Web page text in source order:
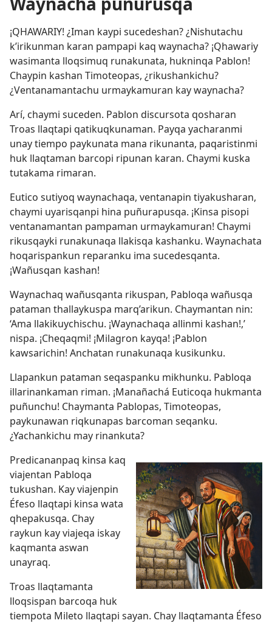
¡QHAWARIY! ¿Iman kaypi sucedeshan? ¿Nishutachu
k’irikunman karan pampapi kaq waynacha? ¡Qhawariy
wasimanta lloqsimuq runakunata, hukninqa Pablon!
Chaypin kashan Timoteopas, ¿rikushankichu?
¿Ventanamantachu urmaykamuran kay waynacha?
Arí, chaymi suceden. Pablon discursota qosharan
Troas llaqtapi qatikuqkunaman. Payqa yacharanmi
unay tiempo paykunata mana rikunanta, paqaristinmi
huk llaqtaman barcopi ripunan karan. Chaymi kuska
tutakama rimaran.
Eutico sutiyoq waynachaqa, ventanapin tiyakusharan,
chaymi uyarisqanpi hina puñurapusqa. ¡Kinsa pisopi
ventanamantan pampaman urmaykamuran! Chaymi
rikusqayki runakunaqa llakisqa kashanku. Waynachata
hoqarispankun reparanku ima sucedesqanta.
¡Wañusqan kashan!
Waynachaq wañusqanta rikuspan, Pabloqa wañusqa
pataman thallaykuspa marq’arikun. Chaymantan nin:
‘Ama llakikuychischu. ¡Waynachaqa allinmi kashan!,’
nispa. ¡Cheqaqmi! ¡Milagron kayqa! ¡Pablon
kawsarichin! Anchatan runakunaqa kusikunku.
Llapankun pataman seqaspanku mikhunku. Pabloqa
illarinankaman riman. ¡Manañachá Euticoqa hukmanta
puñunchu! Chaymanta Pablopas, Timoteopas,
paykunawan riqkunapas barcoman seqanku.
¿Yachankichu may rinankuta?
Predicananpaq kinsa kaq
viajentan Pabloqa
tukushan. Kay viajenpin
Éfeso llaqtapi kinsa wata
qhepakusqa. Chay
raykun kay viajeqa iskay
kaqmanta aswan
unayraq.
Troas llaqtamanta
lloqsispan barcoqa huk
tiempota Mileto llaqtapi sayan. Chay llaqtamanta Éfeso